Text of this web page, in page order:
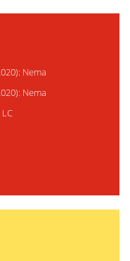
Nema
Nema